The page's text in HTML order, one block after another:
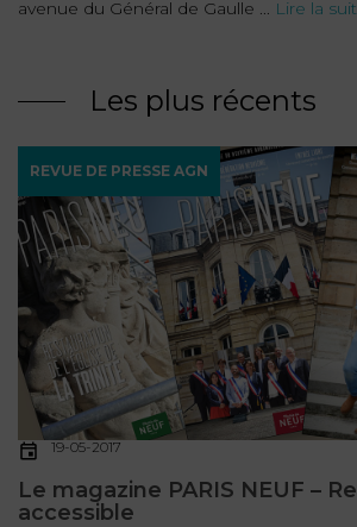
avenue du Général de Gaulle ... Lire la
Les plus récents
REVUE DE PRESSE AGN
19-05-2017
Le magazine PARIS NEUF –
accessible